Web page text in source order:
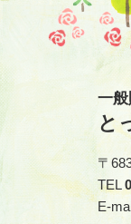
一
と
〒
TEL
E-